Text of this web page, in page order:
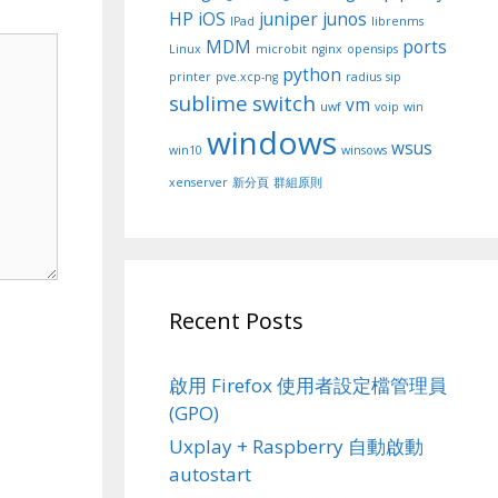
HP iOS IPad juniper junos librenms
Linux MDM microbit nginx opensips ports
printer pve.xcp-ng python radius sip
sublime switch uwf vm voip win
win10 windows winsows wsus
xenserver 新分頁 群組原則
Recent Posts
啟用 Firefox 使用者設定檔管理員
(GPO)
Uxplay + Raspberry 自動啟動
autostart